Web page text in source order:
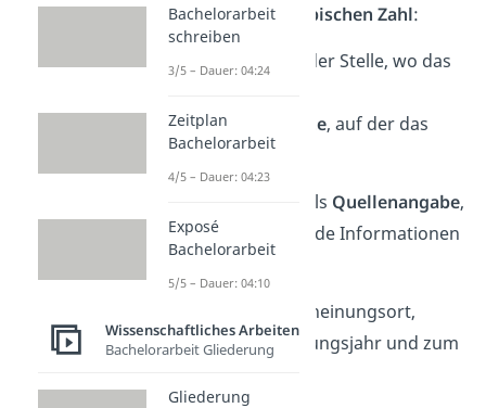
hochgestellten, arabischen Zahl:
im Fließtext
an der Stelle, wo das
amEnde der Seite, auf der das
Zitat steht
Nutzt du Fußnoten als Quellenangabe,
dann müssen folgende Informationen
Autor, Titel, Erscheinungsort,
Verlag, Erscheinungsjahr und zum
Bachelorarbeit
schreiben
3/5 – Dauer: 04:24
Zeitplan
Bachelorarbeit
4/5 – Dauer: 04:23
Exposé
Bachelorarbeit
5/5 – Dauer: 04:10
Wissenschaftliches Arbeiten
Bachelorarbeit Gliederung
Gliederung